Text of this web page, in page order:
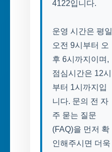
4122입니다.
운영 시간은 평일
오전 9시부터 오
후 6시까지이며,
점심시간은 12시
부터 1시까지입
니다. 문의 전 자
주 묻는 질문
(FAQ)을 먼저 확
인해주시면 더욱